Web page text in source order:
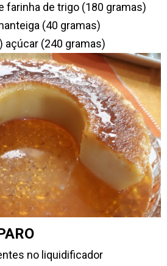
farinha de trigo (180 gramas)
(40 gramas)
açúcar (240 gramas)
no liquidificador